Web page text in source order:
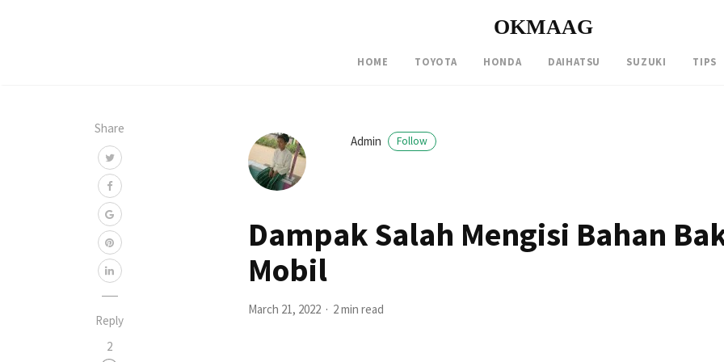
OKMAAG
HOME TOYOTA HONDA DAIHATSU SUZUKI TIPS
Share
Reply
2
Admin Follow
Dampak Salah Mengisi Bahan
Mobil
March 21, 2022 2 min read